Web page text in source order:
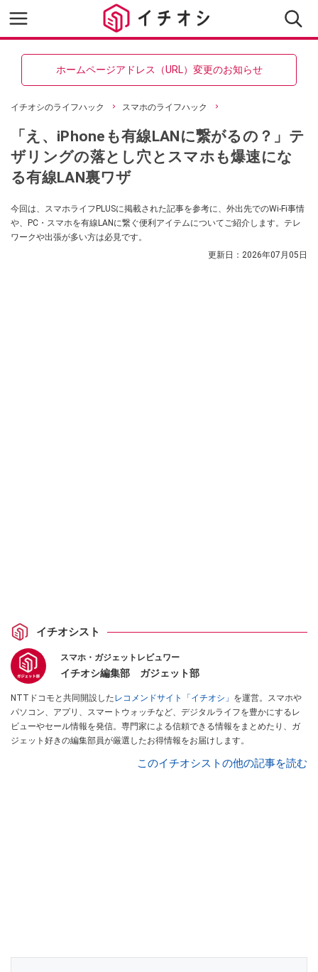
ホームページアドレス（URL）変更のお知らせ
イチオシのライフハック スマホのライフハック
「え、iPhoneも有線LANに繋がるの？」テ
ザリングの落とし穴とスマホも爆速にな
る有線LAN裏ワザ
今回は、スマホライフPLUSに掲載された記事を参考に、外出先でのWi-Fi事情
や、PC・スマホを有線LANに繋ぐ便利アイテムについてご紹介します。テレ
ワークや出張が多い方は必見です。
更新日： 2026年07月05日
イチオシスト
スマホ・ガジェットレビュワー
イチオシ編集部 ガジェット部
NTTドコモと共同開設したレコメンドサイト「イチオシ」 を運営。スマホや
パソコン、アプリ、スマートウォッチなど、デジタルライフを豊かにするレ
ビューやセール情報を発信。専門家による信頼できる情報をまとめたり、ガ
ジェット好きの編集部員が厳選したお得情報をお届けします。
このイチオシストの他の記事を読む